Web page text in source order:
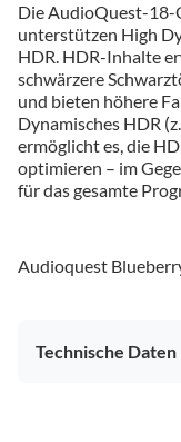
Die AudioQuest-
unterstützen High
HDR. HDR-Inhalte
schwärzere
und bieten höhere
Dynamisches HDR
ermöglicht es, die
optimieren – im
für das gesamte
Audioquest
Technische Daten